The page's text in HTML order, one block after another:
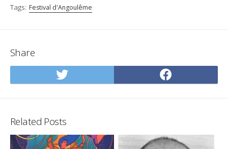
Tags: Festival d'Angoulême
Share
Share
on
on
Related Posts